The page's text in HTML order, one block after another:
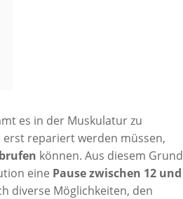
es in der Muskulatur zu
erst repariert werden müssen,
können. Aus diesem Grund
eine Pause zwischen 12 und
diverse Möglichkeiten, den